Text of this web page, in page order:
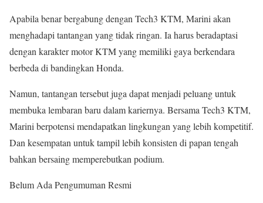
Apabila benar bergabung dengan Tech3 KTM, Marini akan
menghadapi tantangan yang tidak ringan. Ia harus beradaptasi
dengan karakter motor KTM yang memiliki gaya berkendara
berbeda di bandingkan Honda.
Namun, tantangan tersebut juga dapat menjadi peluang untuk
membuka lembaran baru dalam kariernya. Bersama Tech3 KTM,
Marini berpotensi mendapatkan lingkungan yang lebih kompetitif.
Dan kesempatan untuk tampil lebih konsisten di papan tengah
bahkan bersaing memperebutkan podium.
Belum Ada Pengumuman Resmi